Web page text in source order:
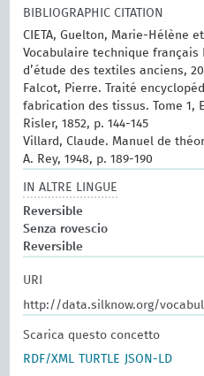
BIBLIOGRAPHIC CITATION
CIETA, Guelton, Marie-Hélène
Vocabulaire technique
d’étude des textiles anciens,
Falcot, Pierre. Traité
fabrication des tissus. Tome 1,
Risler, 1852, p. 144-145
Villard, Claude. Manuel de
A. Rey, 1948, p. 189-190
IN ALTRE LINGUE
Reversible
Senza rovescio
Reversible
URI
http://data.silknow.org/
Scarica questo concetto
RDF/XML
TURTLE JSON-LD